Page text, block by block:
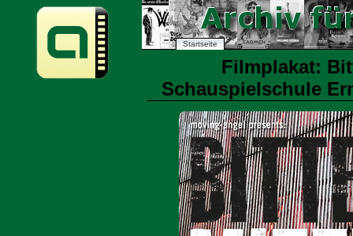
Startseite
Filmplakat:
Schauspielschule